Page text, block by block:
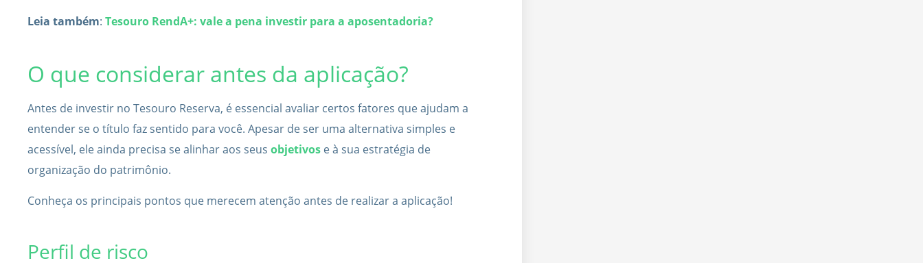
Leia também: Tesouro RendA+: vale a pena investir para a aposentadoria?
O que considerar antes da aplicação?
Antes de investir no Tesouro Reserva, é essencial avaliar certos fatores que ajudam a
entender se o título faz sentido para você. Apesar de ser uma alternativa simples e
acessível, ele ainda precisa se alinhar aos seus objetivos e à sua estratégia de
organização do patrimônio.
Conheça os principais pontos que merecem atenção antes de realizar a aplicação!
Perfil de risco